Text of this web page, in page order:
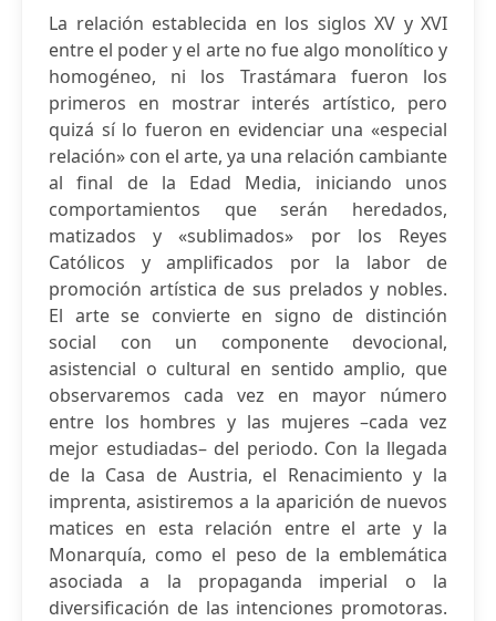
La relación establecida en los siglos XV y XVI
entre el poder y el arte no fue algo monolítico y
homogéneo, ni los Trastámara fueron los
primeros en mostrar interés artístico, pero
quizá sí lo fueron en evidenciar una «especial
relación» con el arte, ya una relación cambiante
al final de la Edad Media, iniciando unos
comportamientos que serán heredados,
matizados y «sublimados» por los Reyes
Católicos y amplificados por la labor de
promoción artística de sus prelados y nobles.
El arte se convierte en signo de distinción
social con un componente devocional,
asistencial o cultural en sentido amplio, que
observaremos cada vez en mayor número
entre los hombres y las mujeres –cada vez
mejor estudiadas– del periodo. Con la llegada
de la Casa de Austria, el Renacimiento y la
imprenta, asistiremos a la aparición de nuevos
matices en esta relación entre el arte y la
Monarquía, como el peso de la emblemática
asociada a la propaganda imperial o la
diversificación de las intenciones promotoras.